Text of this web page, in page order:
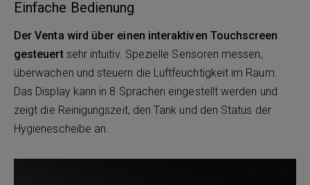
Einfache Bedienung
Der Venta wird über einen interaktiven Touchscreen
gesteuert sehr intuitiv. Spezielle Sensoren messen,
überwachen und steuern die Luftfeuchtigkeit im Raum.
Das Display kann in 8 Sprachen eingestellt werden und
zeigt die Reinigungszeit, den Tank und den Status der
Hygienescheibe an.